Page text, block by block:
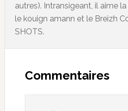
autres). Intransigeant, il aime
le kouign amann et le Breizh
SHOTS.
Commentaires